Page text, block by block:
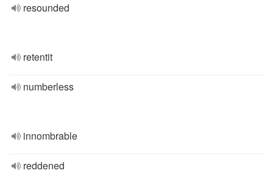
resounded
retentit
numberless
innombrable
reddened